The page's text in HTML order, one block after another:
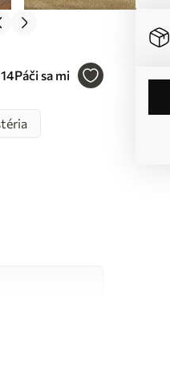
14Páči sa mi